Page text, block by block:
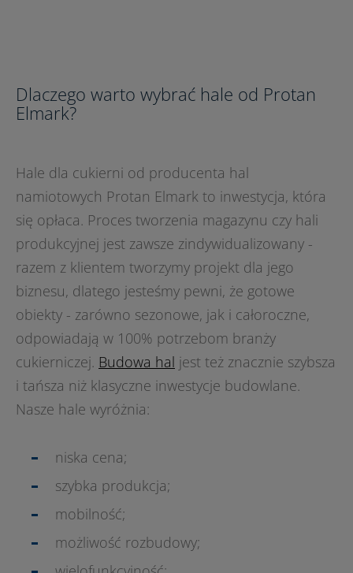
Dlaczego warto wybrać hale od Protan
Elmark?
Hale dla cukierni od producenta hal
namiotowych Protan Elmark to inwestycja, która
się opłaca. Proces tworzenia magazynu czy hali
produkcyjnej jest zawsze zindywidualizowany -
razem z klientem tworzymy projekt dla jego
biznesu, dlatego jesteśmy pewni, że gotowe
obiekty - zarówno sezonowe, jak i całoroczne,
odpowiadają w 100% potrzebom branży
cukierniczej. Budowa hal jest też znacznie szybsza
i tańsza niż klasyczne inwestycje budowlane.
Nasze hale wyróżnia:
niska cena;
szybka produkcja;
mobilność;
możliwość rozbudowy;